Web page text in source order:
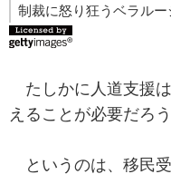
制裁に怒り狂うベラル
たしかに人道支援
えることが必要だろう
というのは、移民